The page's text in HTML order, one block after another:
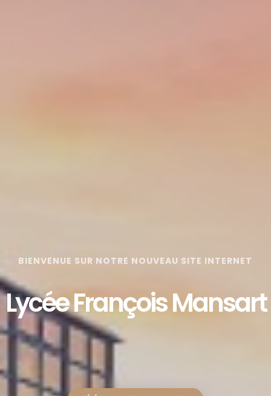
BIENVENUE SUR NOTRE NOUVEAU SITE INTERNET
Lycée François Mansart